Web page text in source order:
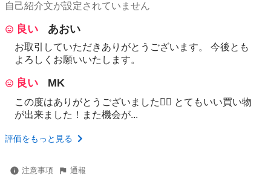
自己紹介文が設定されていません
良い あおい
お取引していただきありがとうございます。 今後とも
よろしくお願いいたします。
良い MK
この度はありがとうございました🙇‍♀️ とてもいい買い物
が出来ました！また機会が...
評価をもっと見る
注意事項 通報